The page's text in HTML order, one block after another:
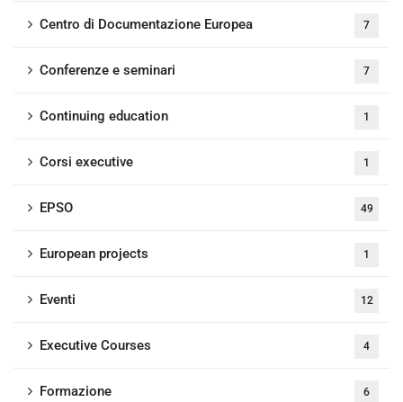
Centro di Documentazione Europea 7
Conferenze e seminari 7
Continuing education 1
Corsi executive 1
EPSO 49
European projects 1
Eventi 12
Executive Courses 4
Formazione 6